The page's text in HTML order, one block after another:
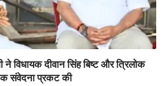
विधायक दीवान सिंह बिष्ट और त्रिलोक
संवेदना प्रकट की